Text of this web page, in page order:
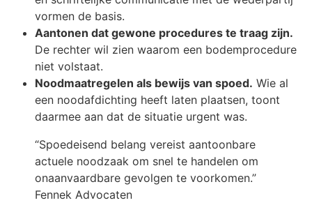
vormen de basis.
Aantonen dat gewone procedures te traag zijn.
De rechter wil zien waarom een bodemprocedure
niet volstaat.
Noodmaatregelen als bewijs van spoed. Wie al
een noodafdichting heeft laten plaatsen, toont
daarmee aan dat de situatie urgent was.
“Spoedeisend belang vereist aantoonbare
actuele noodzaak om snel te handelen om
onaanvaardbare gevolgen te voorkomen.”
Fennek Advocaten